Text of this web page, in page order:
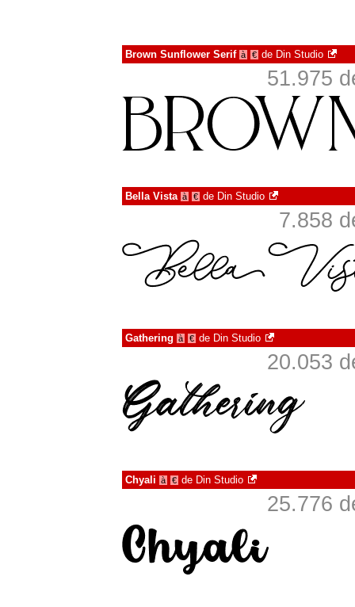
Brown Sunflower Serif à € de Din Studio
51.975
Bella Vista à € de Din Studio
7.858
Gathering à € de Din Studio
20.053
Chyali à € de Din Studio
25.776